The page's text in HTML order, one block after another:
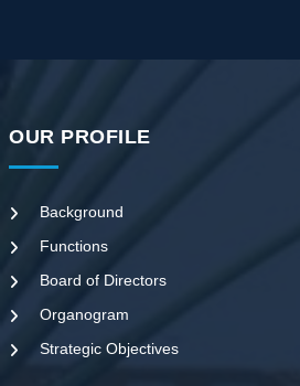
OUR PROFILE
Background
Functions
Board of Directors
Organogram
Strategic Objectives